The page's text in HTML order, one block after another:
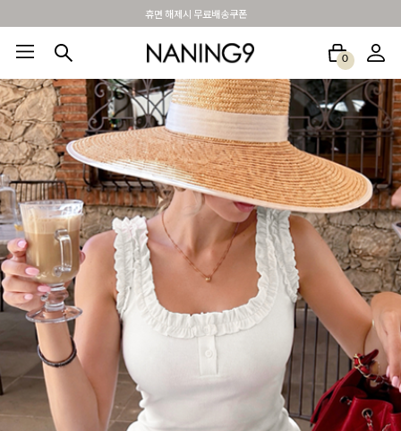
BEST 포토리뷰 - 매주 2명추첨 3만원쿠폰
0
BEST100🤍 NEW5% 베스트재진행 썸머여행룩 아울렛 하객&모임룩